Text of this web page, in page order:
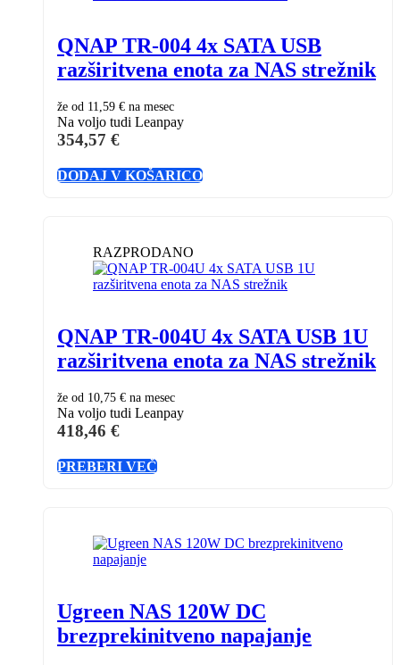
QNAP TR-004 4x SATA USB
razširitvena enota za NAS strežnik
že od 11,59 € na mesec
Na voljo tudi Leanpay
354,57 €
DODAJ V KOŠARICO
RAZPRODANO
QNAP TR-004U 4x SATA USB 1U
razširitvena enota za NAS strežnik
že od 10,75 € na mesec
Na voljo tudi Leanpay
418,46 €
PREBERI VEČ
Ugreen NAS 120W DC
brezprekinitveno napajanje